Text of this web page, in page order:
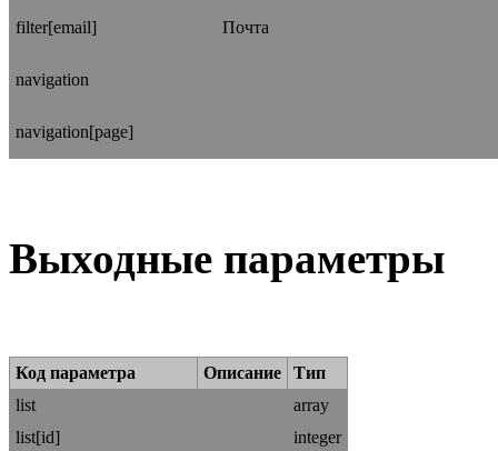
filter[email] Почта
navigation
navigation[page]
Выходные параметры
Код параметра Описание
Тип
list
array
list[id]
integer